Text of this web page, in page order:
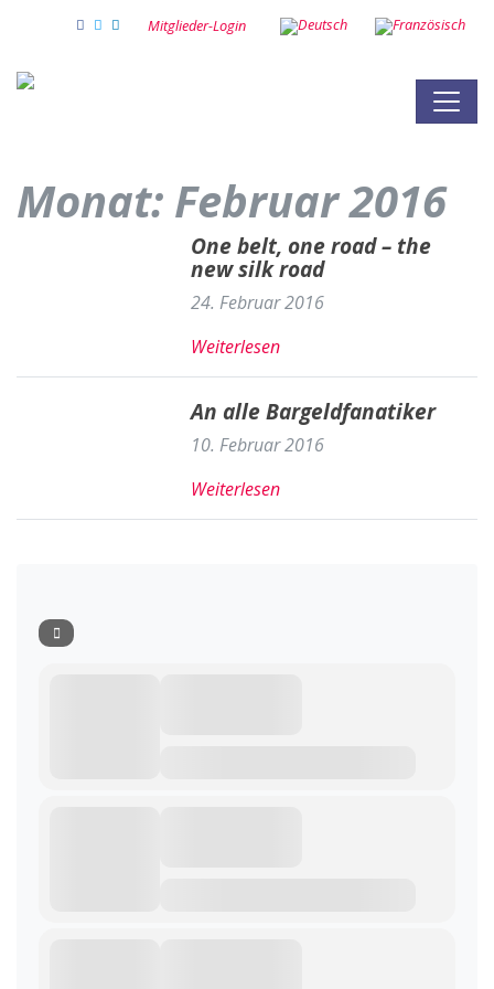
Mitglieder-Login
Monat: Februar 2016
One belt, one road – the
new silk road
24. Februar 2016
Weiterlesen
An alle Bargeldfanatiker
10. Februar 2016
Weiterlesen